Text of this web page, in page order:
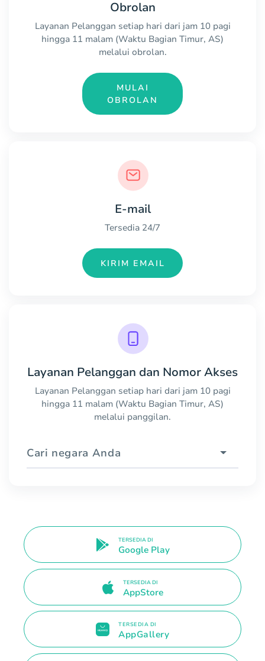
Obrolan
Layanan Pelanggan setiap hari dari jam 10 pagi
hingga 11 malam (Waktu Bagian Timur, AS)
melalui obrolan.
MULAI
OBROLAN
E-mail
Tersedia 24/7
KIRIM EMAIL
Layanan Pelanggan dan Nomor Akses
Layanan Pelanggan setiap hari dari jam 10 pagi
hingga 11 malam (Waktu Bagian Timur, AS)
melalui panggilan.
Cari negara Anda
TERSEDIA DI
Google Play
TERSEDIA DI
AppStore
TERSEDIA DI
AppGallery